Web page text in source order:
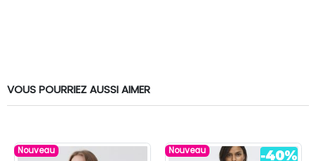
VOUS POURRIEZ AUSSI AIMER
Nouveau Nouveau